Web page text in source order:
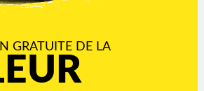
GRATUITE DE LA